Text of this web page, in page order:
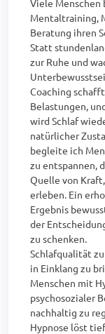
Viele Menschen
Mentaltraining,
Beratung ihren
Statt
zur Ruhe und
Coaching
Belastungen,
wird Schlaf
natürlicher
begleite ich
zu entspannen,
Quelle von
erleben. Ein
Ergebnis
der
zu schenken.
Schlafqualität
in Einklang zu
Menschen mit
psychosozialer
nachhaltig zu
Hypnose löst